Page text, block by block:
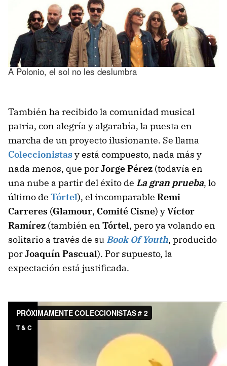
A Polonio, el sol no les deslumbra
También ha recibido la comunidad musical
patria, con alegría y algarabía, la puesta en
marcha de un proyecto ilusionante. Se llama
Coleccionistasy está compuesto, nada más y
nada menos, que porJorge Pérez (todavía en
una nube a partir del éxito de La gran prueba, lo
último de Tórtel), el incomparable Remi
Carreres (Glamour, Comité Cisne) yVíctor
Ramírez (también en Tórtel, pero ya volando en
solitario a través de su Book Of Youth, producido
porJoaquín Pascual). Por supuesto, la
expectación está justificada.